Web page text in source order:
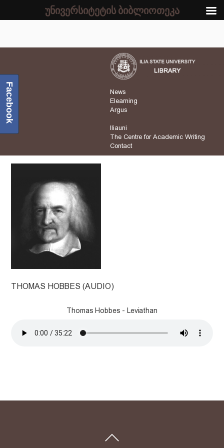
News
Elearning
Argus
Iliauni
The Centre for Academic Writing
Contact
THOMAS HOBBES (AUDIO)
Thomas Hobbes - Leviathan
Facebook
უნივერსიტეტის ბიბლიოთეკა